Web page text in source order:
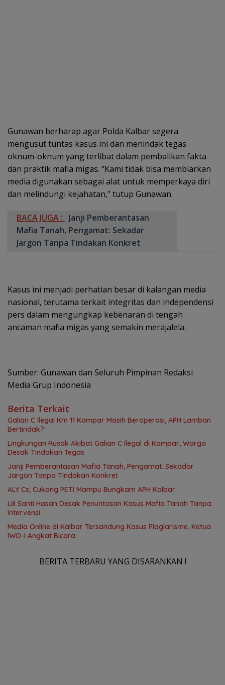
Gunawan berharap agar Polda Kalbar segera
mengusut tuntas kasus ini dan menindak tegas
oknum-oknum yang terlibat dalam pembalikan fakta
dan praktik mafia migas. “Kami tidak bisa membiarkan
media digunakan sebagai alat untuk memperkaya diri
dan melindungi kejahatan,” tutup Gunawan.
BACA JUGA :
Janji Pemberantasan
Mafia Tanah, Pengamat: Sekadar
Jargon Tanpa Tindakan Konkret
Kasus ini menjadi perhatian besar di kalangan media
nasional, terutama terkait integritas dan independensi
pers dalam mengungkap kebenaran di tengah
ancaman mafia migas yang semakin merajalela.
Sumber: Gunawan dan Seluruh Pimpinan Redaksi
Media Grup Indonesia
Berita Terkait
Galian C Ilegal Km 11 Kampar Masih Beroperasi, APH Lamban
Bertindak?
Lingkungan Rusak Akibat Galian C Ilegal di Kampar, Warga
Desak Tindakan Tegas
Janji Pemberantasan Mafia Tanah, Pengamat: Sekadar
Jargon Tanpa Tindakan Konkret
ALY Cs, Cukong PETI Mampu Bungkam APH Kalbar
Lili Santi Hasan Desak Penuntasan Kasus Mafia Tanah Tanpa
Intervensi
Media Online di Kalbar Tersandung Kasus Plagiarisme, Ketua
IWO-I Angkat Bicara
BERITA TERBARU YANG DISARANKAN !